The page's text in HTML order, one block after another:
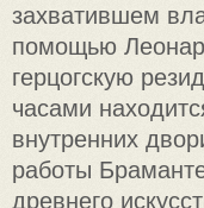
захватившем
помощью
герцогскую
часами
внутренних
работы
древнего